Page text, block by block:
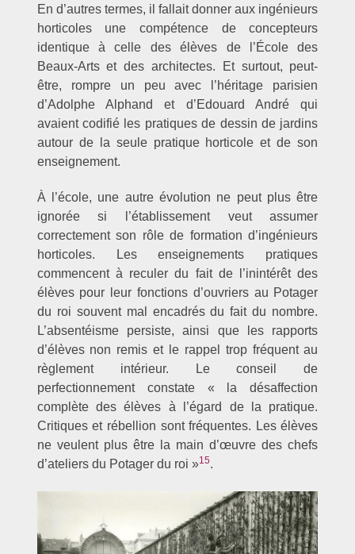
En d’autres termes, il fallait donner aux ingénieurs
horticoles une compétence de concepteurs
identique à celle des élèves de l’École des
Beaux-Arts et des architectes. Et surtout, peut-
être, rompre un peu avec l’héritage parisien
d’Adolphe Alphand et d’Edouard André qui
avaient codifié les pratiques de dessin de jardins
autour de la seule pratique horticole et de son
enseignement.
À l’école, une autre évolution ne peut plus être
ignorée si l’établissement veut assumer
correctement son rôle de formation d’ingénieurs
horticoles. Les enseignements pratiques
commencent à reculer du fait de l’inintérêt des
élèves pour leur fonctions d’ouvriers au Potager
du roi souvent mal encadrés du fait du nombre.
L’absentéisme persiste, ainsi que les rapports
d’élèves non remis et le rappel trop fréquent au
règlement intérieur. Le conseil de
perfectionnement constate « la désaffection
complète des élèves à l’égard de la pratique.
Critiques et rébellion sont fréquentes. Les élèves
ne veulent plus être la main d’œuvre des chefs
d’ateliers du Potager du roi »15.